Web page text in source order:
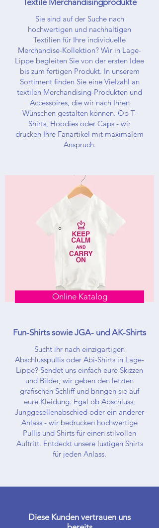
Textile Merchandisingprodukte
Sie sind auf der Suche nach
hochwertigen und nachhaltigen
Textilien für Ihre individuelle
Merchandise-Kollektion? Wir in Lage-
Lippe begleiten Sie von der ersten Idee
bis zum fertigen Produkt. In unserem
Sortiment finden Sie eine Vielzahl an
textilen Merchandising-Produkten und
Accessoires, die wir nach Ihren
Wünschen gestalten können. Ob T-
Shirts, Hoodies oder Caps - wir
drucken Ihre Fanartikel mit maximalem
Anspruch.
Online Katalog
Fun-Shirts sowie JGA- und AK-Shirts
Sucht ihr nach einzigartigen
Abschlusspullis oder Abi-Shirts in Lage-
Lippe? Sendet uns einfach eure Skizzen
und Bilder, wir geben den letzten
grafischen Schliff und bringen sie auf
eure Kleidung. Egal ob Abschluss,
Junggesellenabschied oder ein anderer
Anlass - wir bedrucken hochwertige
Pullis und Shirts für einen stilvollen
Auftritt. Entdeckt unsere lustigen Shirts
für jeden Anlass.
Diese Kunden vertrauen uns